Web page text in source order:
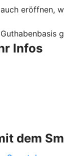
eröffnen,
Infos
dem